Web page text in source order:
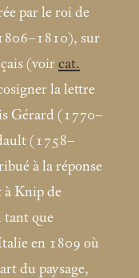
par le roi de
sur
(voir cat.
la lettre
Gérard (1770–
(1758–
à la réponse
à Knip de
tant que
en 1809 où
du paysage,